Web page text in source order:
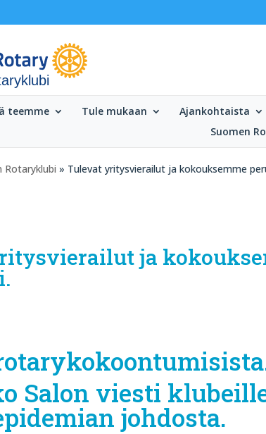
teemme Tule mukaan Ajankohtaista
Suomen
Rotaryklubi » Tulevat yritysvierailut ja kokouksemme
ja
Salon viesti
johdosta.